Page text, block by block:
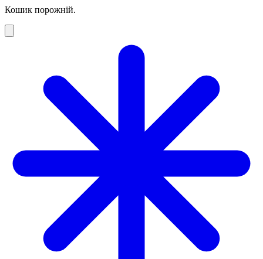
Кошик порожній.